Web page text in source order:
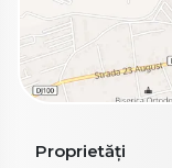
Proprietăți